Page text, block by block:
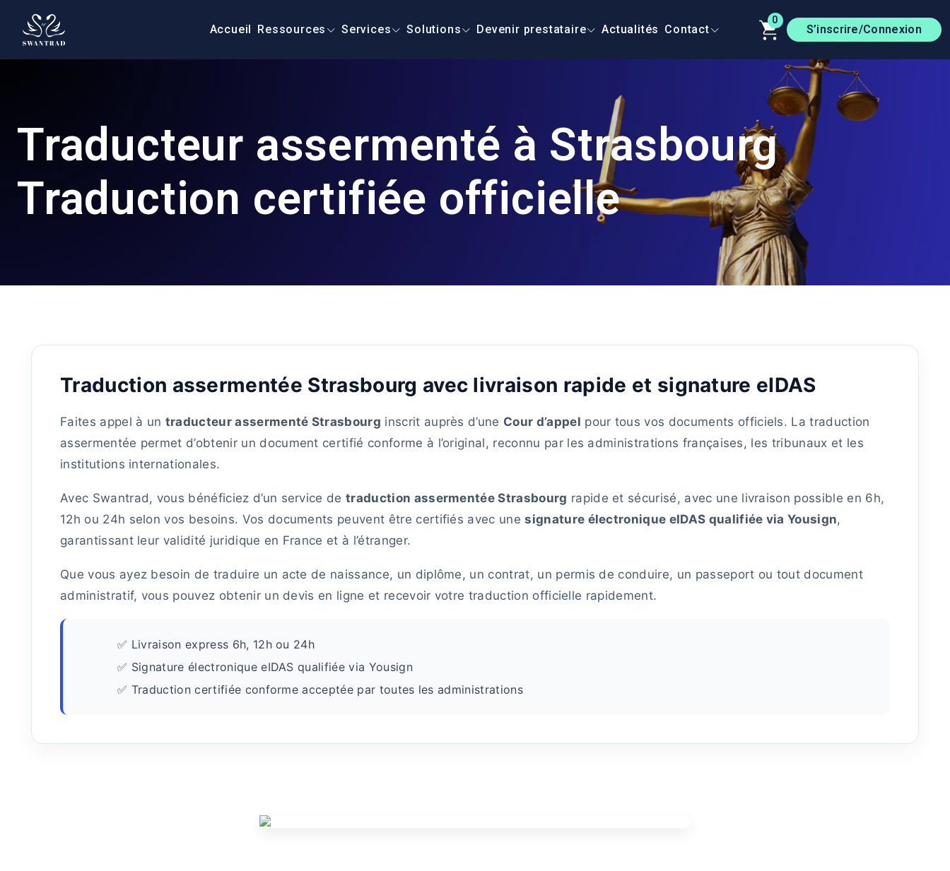
Accueil Ressources Services Solutions Devenir prestataire Actualités Contact
0
S’inscrire/Connexion
Traducteur assermenté à Strasbourg
Traduction certifiée officielle
Traduction assermentée Strasbourg avec livraison rapide et signature eIDAS
Faites appel à un traducteur assermenté Strasbourg inscrit auprès d’une Cour d’appel pour tous vos documents officiels. La traduction
assermentée permet d’obtenir un document certifié conforme à l’original, reconnu par les administrations françaises, les tribunaux et les
institutions internationales.
Avec Swantrad, vous bénéficiez d’un service detraduction assermentée Strasbourg rapide et sécurisé, avec une livraison possible en 6h,
12h ou 24h selon vos besoins. Vos documents peuvent être certifiés avec unesignature électronique eIDAS qualifiée via Yousign,
garantissant leur validité juridique en France et à l’étranger.
Que vous ayez besoin de traduire un acte de naissance, un diplôme, un contrat, un permis de conduire, un passeport ou tout document
administratif, vous pouvez obtenir un devis en ligne et recevoir votre traduction officielle rapidement.
✅ Livraison express 6h, 12h ou 24h
✅ Signature électronique eIDAS qualifiée via Yousign
✅ Traduction certifiée conforme acceptée par toutes les administrations